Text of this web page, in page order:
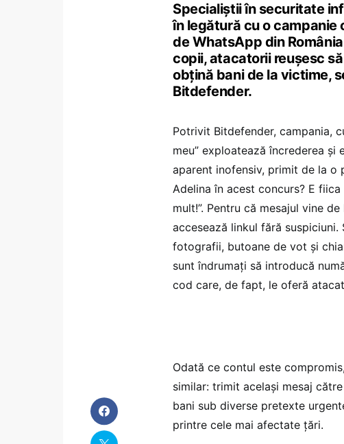
Specialiștii în securitate
în legătură cu o
de WhatsApp din
copii, atacatorii reușesc
obțină bani de la victime,
Bitdefender.
Potrivit Bitdefender, campania,
meu” exploatează încrederea și
aparent inofensiv, primit de la o
Adelina în acest concurs? E
mult!”. Pentru că mesajul vine
accesează linkul fără
fotografii, butoane de vot și
sunt îndrumați să introducă
cod care, de fapt, le oferă
Odată ce contul este
similar: trimit același mesaj
bani sub diverse pretexte
printre cele mai afectate țări.